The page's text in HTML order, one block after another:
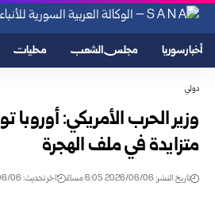
أخبار سوريا مجلس الشعب محليات
دولي
وزير الحرب الأمريكي: أوروبا
متزايدة في ملف الهجرة
تاريخ النشر: 2026/06/06 6:05 مساءً اخر تحديث: 2026/06/06 6:05 مساءً